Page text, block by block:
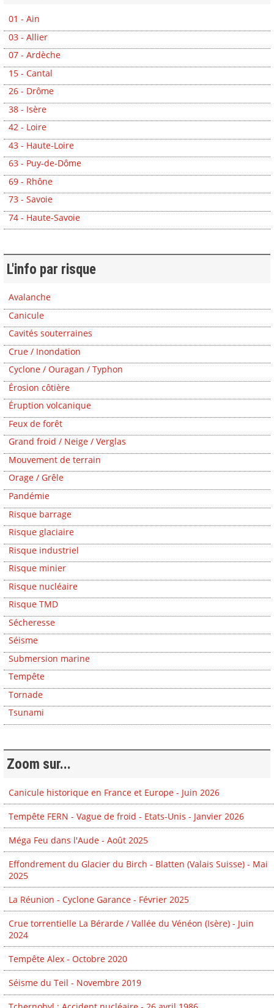
01 - Ain
03 - Allier
07 - Ardèche
15 - Cantal
26 - Drôme
38 - Isère
42 - Loire
43 - Haute-Loire
63 - Puy-de-Dôme
69 - Rhône
73 - Savoie
74 - Haute-Savoie
L'info par risque
Avalanche
Canicule
Cavités souterraines
Crue / Inondation
Cyclone / Ouragan / Typhon
Érosion côtière
Éruption volcanique
Feux de forêt
Grand froid / Neige / Verglas
Mouvement de terrain
Orage / Grêle
Pandémie
Risque barrage
Risque glaciaire
Risque industriel
Risque minier
Risque nucléaire
Risque TMD
Sécheresse
Séisme
Submersion marine
Tempête
Tornade
Tsunami
Zoom sur...
Canicule historique en France et Europe - Juin 2026
Tempête FERN - Vague de froid - Etats-Unis - Janvier 2026
Méga Feu dans l'Aude - Août 2025
Effondrement du Glacier du Birch - Blatten (Valais Suisse) - Mai
2025
La Réunion - Cyclone Garance - Février 2025
Crue torrentielle La Bérarde / Vallée du Vénéon (Isère) - Juin
2024
Tempête Alex - Octobre 2020
Séisme du Teil - Novembre 2019